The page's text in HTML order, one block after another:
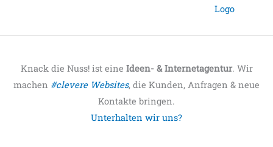
Knack die Nuss! ist eine Ideen- & Internetagentur. Wir
machen #clevere Websites, die Kunden, Anfragen & neue
Kontakte bringen.
Unterhalten wir uns?